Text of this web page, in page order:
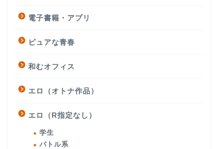
電子書籍・アプリ
ピュアな青春
和むオフィス
エロ（オトナ作品）
エロ（R指定なし）
学生
バトル系